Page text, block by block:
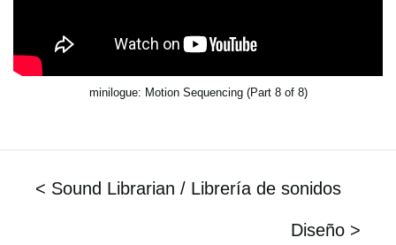
minilogue: Motion Sequencing (Part 8 of 8)
< Sound Librarian / Librería de sonidos
Diseño >